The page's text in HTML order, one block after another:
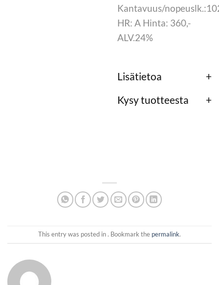
Kantavuus/
HR: A Hinta: 360,-
ALV.24%
Lisätietoa
Kysy tuotteesta
This entry was posted in . Bookmark the permalink.